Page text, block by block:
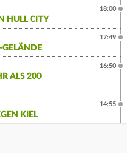
HULL CITY
18:00
GELÄNDE
17:49
ALS 200
16:50
KIEL
14:55